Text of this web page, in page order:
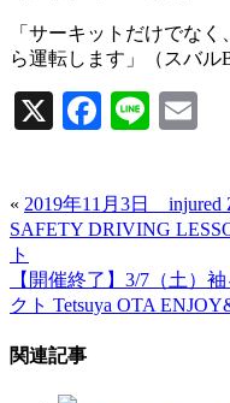
「サーキットだけでな
ら運転します」（スバル
X Facebook
Line
« 2019年11月3日 injured
SAFETY DRIVING
ト
【開催終了】3/7（土）
クト Tetsuya OTA
関連記事